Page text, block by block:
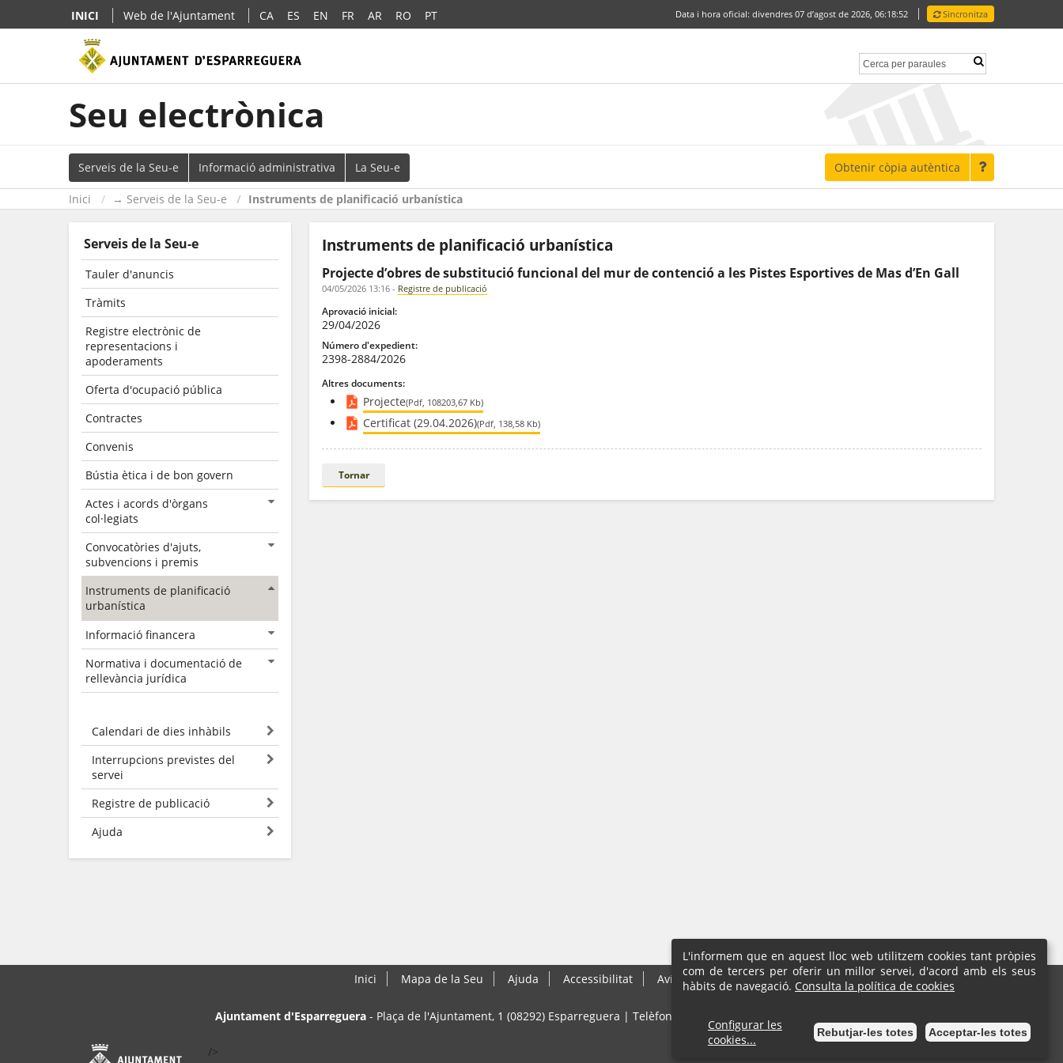
INICI Web de l'Ajuntament CA ES EN FR AR RO PT Data i hora oficial: divendres 07 d’agost de 2026, 06:18:52 Sincronitza
Seu electrònica
Serveis de la Seu-e Informació administrativa La Seu-e Obtenir còpia autèntica
Inici → Serveis de la Seu-e Instruments de planificació urbanística
Serveis de la Seu-e
Tauler d'anuncis
Tràmits
Registre electrònic de
representacions i
apoderaments
Oferta d'ocupació pública
Contractes
Convenis
Bústia ètica i de bon govern
Actes i acords d'òrgans
col·legiats
Convocatòries d'ajuts,
subvencions i premis
Instruments de planificació
urbanística
Informació financera
Normativa i documentació de
rellevància jurídica
Calendari de dies inhàbils
Interrupcions previstes del
servei
Registre de publicació
Ajuda
Instruments de planificació urbanística
Projecte d’obres de substitució funcional del mur de contenció a les Pistes Esportives de Mas d’En Gall
04/05/2026 13:16 - Registre de publicació
Aprovació inicial:
29/04/2026
Número d'expedient:
2398-2884/2026
Altres documents:
Projecte(Pdf, 108203,67 Kb)
Certificat (29.04.2026)(Pdf, 138,58 Kb)
Tornar
Inici Mapa de la Seu Ajuda Accessibilitat Avís Legal
Ajuntament d'Esparreguera - Plaça de l'Ajuntament, 1 (08292) Esparreguera | Telèfon: 93 777 18 01 | Fax: 93 777 59 04
/>
L'informem que en aquest lloc web utilitzem cookies tant pròpies
com de tercers per oferir un millor servei, d'acord amb els seus
hàbits de navegació. Consulta la política de cookies
Configurar les
cookies...
Rebutjar-les totes Acceptar-les totes